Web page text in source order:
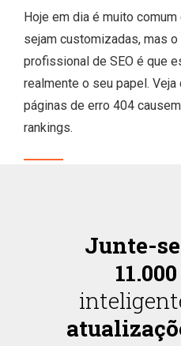
Hoje em dia é muito
sejam customizadas, mas
profissional de SEO é que
realmente o seu papel.
páginas de erro 404
rankings.
Junte-
11.000